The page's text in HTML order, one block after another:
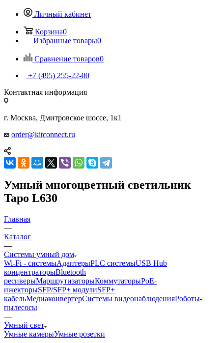
Личный кабинет
Корзина0
Избранные товары0
Сравнение товаров0
+7 (495) 255-22-00
Контактная информация
г. Москва, Дмитровское шоссе, 1к1
order@kitconnect.ru
Умный многоцветный светильник
Tapo L630
Главная
—
Каталог
—
Системы умный дом
Wi-Fi - системыАдаптерыPLC системыUSB Hub
концентраторыBluetooth
ресиверыМаршрутизаторыКоммутаторыPoE-
ижекторыSFP/SFP+ модулиSFP+
кабельМедиаконвертерСистемы видеонаблюденияРоботы-
пылесосы
—
Умный свет
Умные камерыУмные розетки